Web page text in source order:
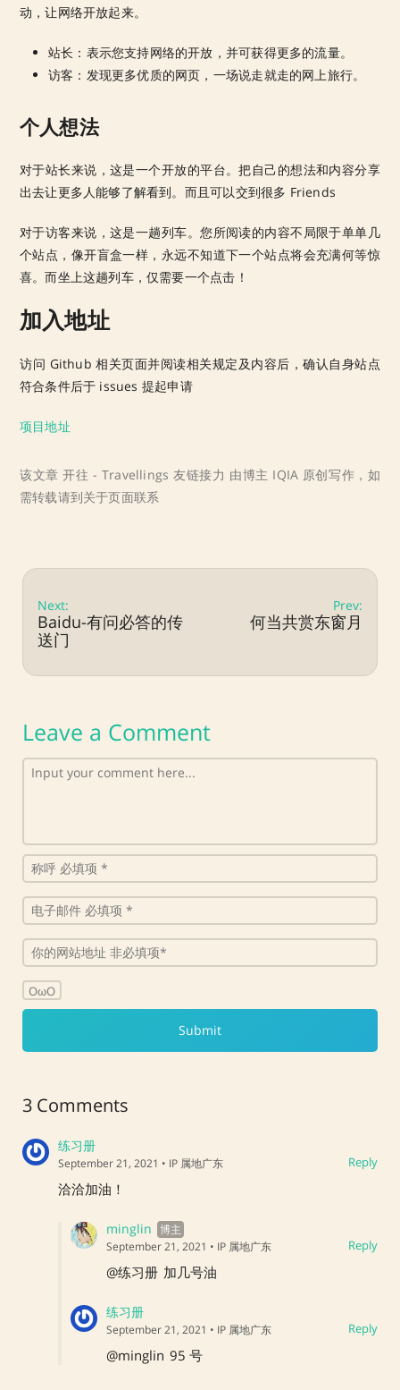
动，让网络开放起来。
站长：表示您支持网络的开放，并可获得更多的流量。
访客：发现更多优质的网页，一场说走就走的网上旅行。
个人想法
对于站长来说，这是一个开放的平台。把自己的想法和内容分享
出去让更多人能够了解看到。而且可以交到很多 Friends
对于访客来说，这是一趟列车。您所阅读的内容不局限于单单几
个站点，像开盲盒一样，永远不知道下一个站点将会充满何等惊
喜。而坐上这趟列车，仅需要一个点击！
加入地址
访问 Github 相关页面并阅读相关规定及内容后，确认自身站点
符合条件后于 issues 提起申请
项目地址
该文章 开往 - Travellings 友链接力 由博主 IQIA 原创写作，如
需转载请到关于页面联系
Next:
Baidu-有问必答的传
送门
Prev:
何当共赏东窗月
Leave a Comment
OωO
3 Comments
练习册
Reply
September 21, 2021 • IP 属地广东
洽洽加油！
minglin
Reply
September 21, 2021 • IP 属地广东
@练习册 加几号油
练习册
Reply
September 21, 2021 • IP 属地广东
@minglin 95 号